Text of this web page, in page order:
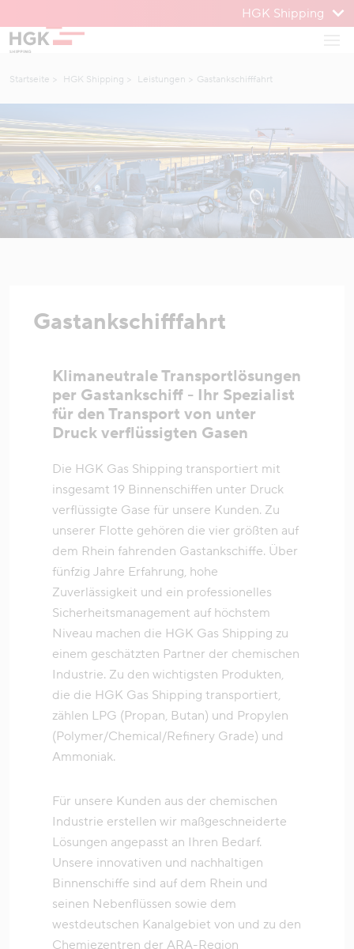
Zum Inhalt
HGK Shipping
Startseite HGK Shipping Leistungen Gastankschifffahrt
Gastankschifffahrt
Klimaneutrale Transportlösungen
per Gastankschiff - Ihr Spezialist
für den Transport von unter
Druck verflüssigten Gasen
Die HGK Gas Shipping transportiert mit
insgesamt 19 Binnenschiffen unter Druck
verflüssigte Gase für unsere Kunden. Zu
unserer Flotte gehören die vier größten auf
dem Rhein fahrenden Gastankschiffe. Über
fünfzig Jahre Erfahrung, hohe
Zuverlässigkeit und ein professionelles
Sicherheitsmanagement auf höchstem
Niveau machen die HGK Gas Shipping zu
einem geschätzten Partner der chemischen
Industrie. Zu den wichtigsten Produkten,
die die HGK Gas Shipping transportiert,
zählen LPG (Propan, Butan) und Propylen
(Polymer/Chemical/Refinery Grade) und
Ammoniak.
Für unsere Kunden aus der chemischen
Industrie erstellen wir maßgeschneiderte
Lösungen angepasst an Ihren Bedarf.
Unsere innovativen und nachhaltigen
Binnenschiffe sind auf dem Rhein und
seinen Nebenflüssen sowie dem
westdeutschen Kanalgebiet von und zu den
Chemiezentren der ARA-Region